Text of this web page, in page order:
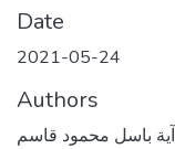
Date
2021-05-24
Authors
آية باسل محمود قاسم